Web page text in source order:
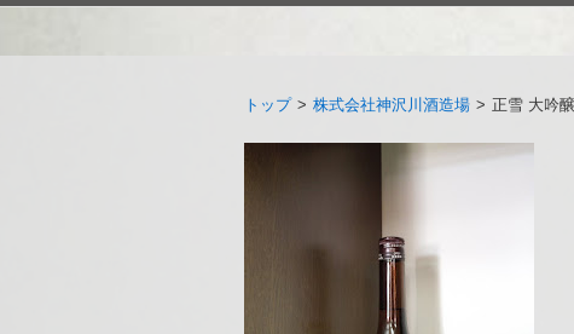
トップ > 株式会社神沢川酒造場 > 正雪 大吟